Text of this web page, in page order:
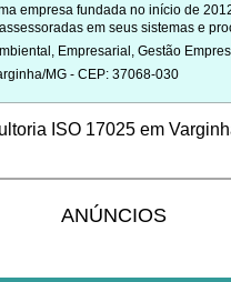
empresa fundada no início de
em seus sistemas e
Empresarial, Gestão
MG - CEP: 37068-030
ISO 17025 em
ANÚNCIOS